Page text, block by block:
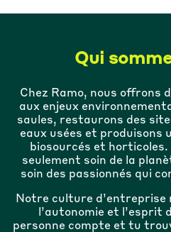
Qui
Chez Ramo, nous offrons
aux enjeux
saules, restaurons des
eaux usées et produisons
biosourcés et horticoles.
seulement soin de la
soin des passionnés qui
Notre culture d’entreprise
l’autonomie et l’esprit
personne compte et tu